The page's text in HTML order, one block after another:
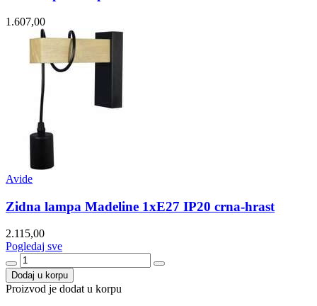
1.607,00
Avide
Zidna lampa Madeline 1xE27 IP20 crna-hrast
2.115,00
Pogledaj sve
Dodaj u korpu
Proizvod je dodat u korpu